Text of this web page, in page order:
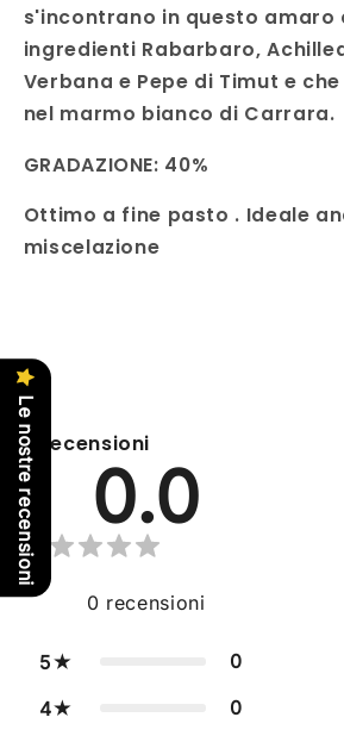
s'incontrano in questo amaro
ingredienti Rabarbaro,
Verbana e Pepe di Timut e
nel marmo bianco di Carrara.
GRADAZIONE: 40%
Ottimo a fine pasto . Ideale
miscelazione
Recensioni
0.0
0 recensioni
5 0
4 0
Le nostre recensioni